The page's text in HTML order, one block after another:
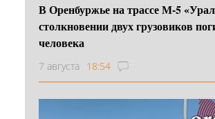
В Оренбуржье на трассе М-5
столкновении двух грузовиков
человека
7 августа 18:54